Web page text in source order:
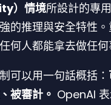
）情境所設計的專
的推理與安全特性
何人都能拿去做任
可以用一句話概括：
被審計。 OpenAI